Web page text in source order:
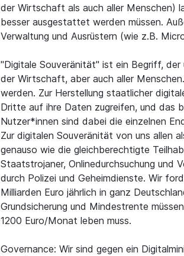
der Wirtschaft als auch aller Menschen)
besser ausgestattet werden müssen.
Verwaltung und Ausrüstern (wie z.B.
"Digitale Souveränität" ist ein Begriff,
der Wirtschaft, aber auch aller
werden. Zur Herstellung staatlicher
Dritte auf ihre Daten zugreifen, und das
Nutzer*innen sind dabei die einzelnen
Zur digitalen Souveränität von uns allen
genauso wie die gleichberechtigte
Staatstrojaner, Onlinedurchsuchung und
durch Polizei und Geheimdienste. Wir
Milliarden Euro jährlich in ganz
Grundsicherung und Mindestrente
1200 Euro/Monat leben muss.
Governance: Wir sind gegen ein